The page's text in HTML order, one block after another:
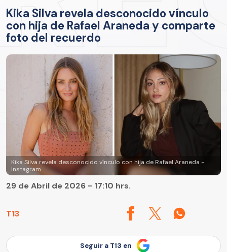
Kika Silva revela desconocido vínculo
con hija de Rafael Araneda y comparte
foto del recuerdo
Kika Silva revela desconocido vínculo con hija de Rafael Araneda -
Instagram
T13
29 de Abril de 2026 - 17:10 hrs.
Seguir a T13 en